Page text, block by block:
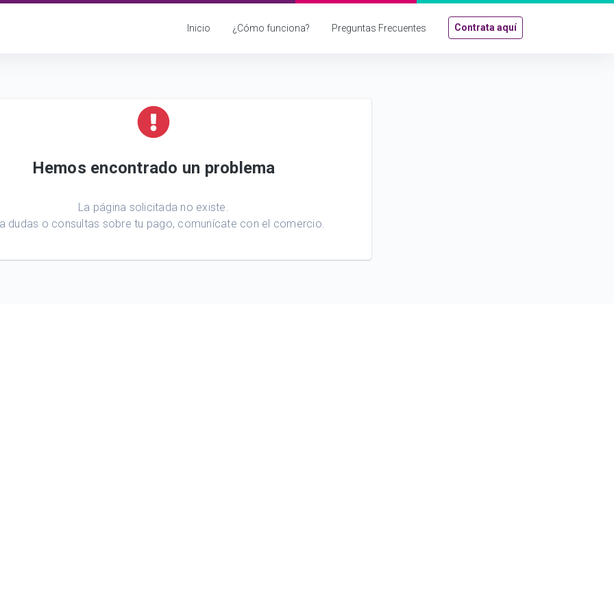
Inicio ¿Cómo funciona? Preguntas Frecuentes Contrata aquí
Hemos encontrado un problema
La página solicitada no existe.
dudas o consultas sobre tu pago, comunícate con el comercio.